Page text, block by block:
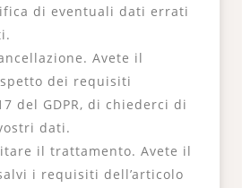
di eventuali dati errati
Avete il
dei requisiti
del GDPR, di chiederci di
dati.
il trattamento. Avete il
i requisiti dell’articolo